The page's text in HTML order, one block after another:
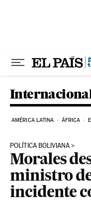
AMÉRICA LATINA ÁFRICA
POLÍTICA BOLIVIANA
Morales
ministro de
incidente